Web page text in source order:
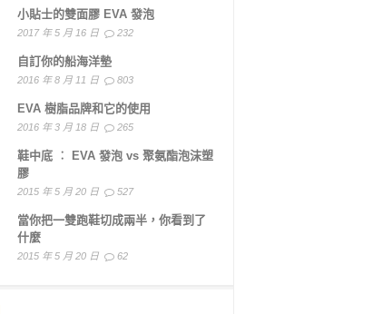
小貼士的雙面膠 EVA 發泡
2017 年 5 月 16 日 232
自訂你的船海洋墊
2016 年 8 月 11 日 803
EVA 樹脂品牌和它的使用
2016 年 3 月 18 日 265
鞋中底 ︰ EVA 發泡 vs 聚氨酯泡沫塑
膠
2015 年 5 月 20 日 527
當你把一雙跑鞋切成兩半，你看到了
什麼
2015 年 5 月 20 日 62